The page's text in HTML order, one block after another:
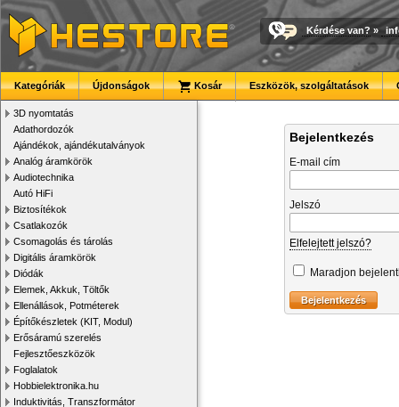
Kérdése van? »
Kategóriák Újdonságok Kosár Eszközök, szolgáltatások
3D nyomtatás
Adathordozók
Ajándékok, ajándékutalványok
Analóg áramkörök
Audiotechnika
Autó HiFi
Biztosítékok
Csatlakozók
Csomagolás és tárolás
Digitális áramkörök
Diódák
Elemek, Akkuk, Töltők
Ellenállások, Potméterek
Építőkészletek (KIT, Modul)
Erősáramú szerelés
Fejlesztőeszközök
Foglalatok
Hobbielektronika.hu
Induktivitás, Transzformátor
Bejelentkezés
E-mail cím
Jelszó
Elfelejtett jelszó?
Maradjon